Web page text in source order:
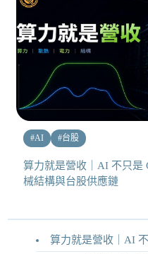
#AI #台股
算力就是營收｜AI 不只是
械結構與台股供應鏈
算力就是營收｜AI 不只是